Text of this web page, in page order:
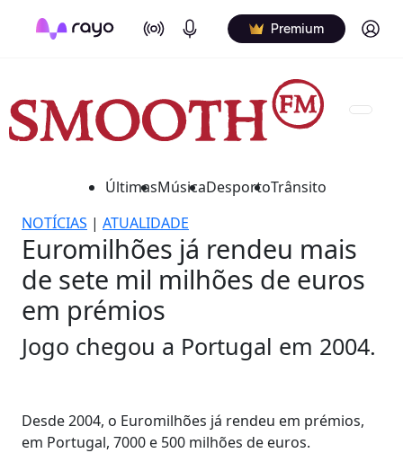
On Air Podcasts Premium Log in
ÚltimasMúsicaDesportoTrânsito
NOTÍCIAS | ATUALIDADE
Euromilhões já rendeu mais
de sete mil milhões de euros
em prémios
Jogo chegou a Portugal em 2004.
Desde 2004, o Euromilhões já rendeu em prémios,
em Portugal, 7000 e 500 milhões de euros.